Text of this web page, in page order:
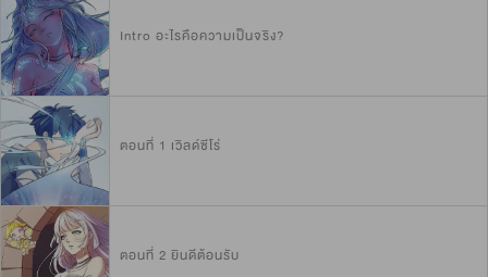
Intro อะไรคือความเป็นจริง?
ตอนที่ 1 เวิลด์ซีโร่
ตอนที่ 2 ยินดีต้อนรับ